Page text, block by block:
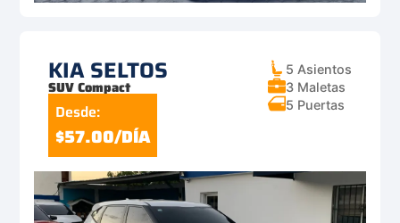
KIA SELTOS
SUV Compact
Desde:
$57.00/DÍA
5 Asientos
3 Maletas
5 Puertas